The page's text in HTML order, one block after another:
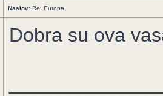
Naslov: Re: Europa
Dobra su ova